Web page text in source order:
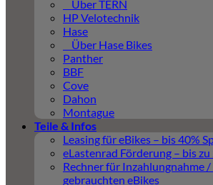
Über TERN
HP Velotechnik
Hase
Über Hase Bikes
Panther
BBF
Cove
Dahon
Montague
Teile & Infos
Leasing für eBikes – bis 40%
eLastenrad Förderung – bis
Rechner für Inzahlungnahme
gebrauchten eBikes